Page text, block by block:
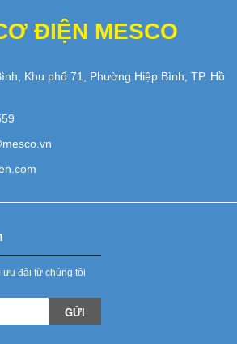
ĐIỆN MESCO
Khu phố 71, Phường Hiệp Bình, TP. Hồ
ưu đãi từ chúng tôi
GỬI